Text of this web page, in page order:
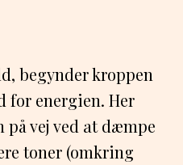
begynder kroppen
for energien. Her
vej ved at dæmpe
toner (omkring